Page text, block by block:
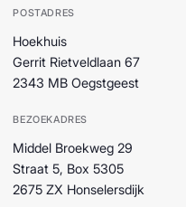
POSTADRES
Hoekhuis
Gerrit Rietveldlaan 67
2343 MB Oegstgeest
BEZOEKADRES
Middel Broekweg 29
Straat 5, Box 5305
2675 ZX Honselersdijk